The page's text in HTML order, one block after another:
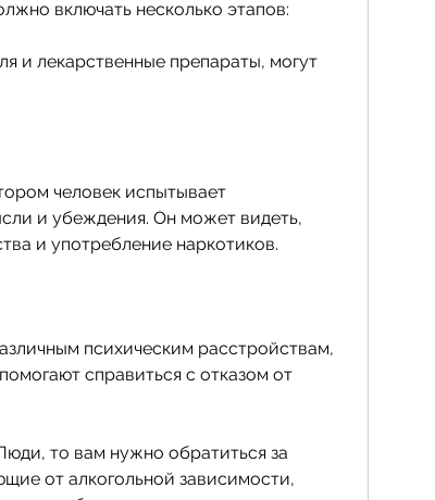
включать несколько этапов:
и лекарственные препараты, могут
человек испытывает
и убеждения. Он может видеть,
и употребление наркотиков.
психическим расстройствам,
справиться с отказом от
то вам нужно обратиться за
от алкогольной зависимости,